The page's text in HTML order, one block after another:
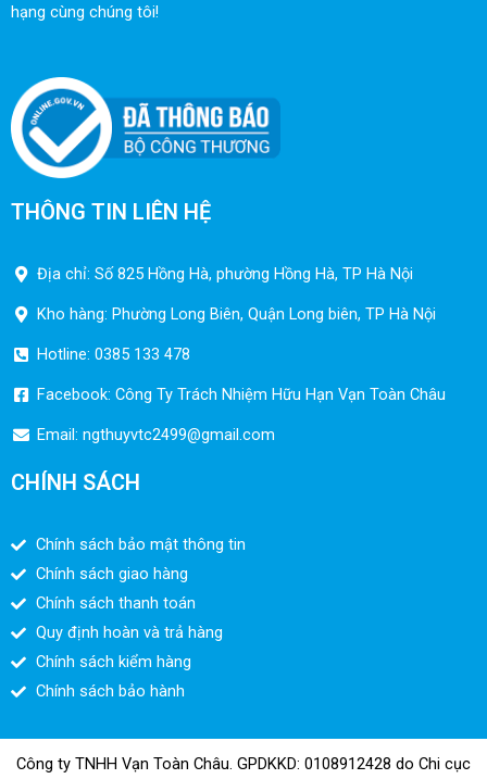
hạng cùng chúng tôi!
THÔNG TIN LIÊN HỆ
Địa chỉ: Số 825 Hồng Hà, phường Hồng Hà, TP Hà Nội
Kho hàng: Phường Long Biên, Quận Long biên, TP Hà Nội
Hotline: 0385 133 478
Facebook: Công Ty Trách Nhiệm Hữu Hạn Vạn Toàn Châu
Email: ngthuyvtc2499@gmail.com
CHÍNH SÁCH
Chính sách bảo mật thông tin
Chính sách giao hàng
Chính sách thanh toán
Quy định hoàn và trả hàng
Chính sách kiểm hàng
Chính sách bảo hành
Công ty TNHH Vạn Toàn Châu. GPDKKD: 0108912428 do Chi cục